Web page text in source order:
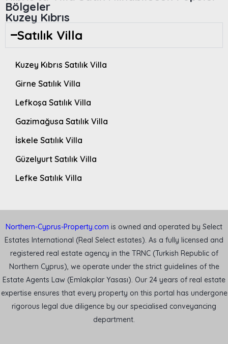
Bölgeler
Kuzey Kıbrıs
Satılık Villa
Kuzey Kıbrıs Satılık Villa
Girne Satılık Villa
Lefkoşa Satılık Villa
Gazimağusa Satılık Villa
İskele Satılık Villa
Güzelyurt Satılık Villa
Lefke Satılık Villa
Northern-Cyprus-Property.com is owned and operated by Select
Estates International (Real Select estates). As a fully licensed and
registered real estate agency in the TRNC (Turkish Republic of
Northern Cyprus), we operate under the strict guidelines of the
Estate Agents Law (Emlakçılar Yasası). Our 24 years of real estate
expertise ensures that every property on this portal has undergone
rigorous legal due diligence by our specialised conveyancing
department.